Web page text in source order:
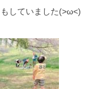
していました(>ω<)